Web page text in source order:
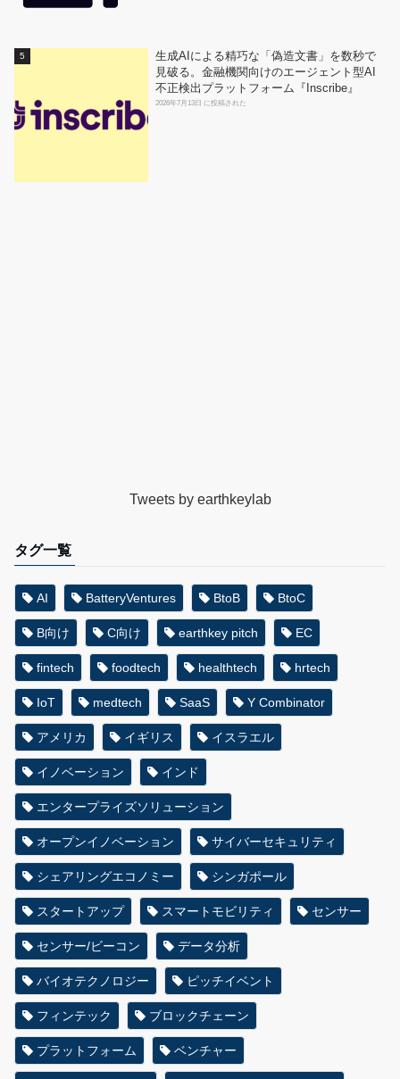
生成AIによる精巧な「偽造文書」を数秒で
見破る。金融機関向けのエージェント型AI
不正検出プラットフォーム『Inscribe』
2026年7月13日 に投稿された
Tweets by earthkeylab
タグ一覧
AI BatteryVentures BtoB BtoC
B向け C向け earthkey pitch EC
fintech foodtech healthtech hrtech
IoT medtech SaaS Y Combinator
アメリカ イギリス イスラエル
イノベーション インド
エンタープライズソリューション
オープンイノベーション サイバーセキュリティ
シェアリングエコノミー シンガポール
スタートアップ スマートモビリティ センサー
センサー/ビーコン データ分析
バイオテクノロジー ピッチイベント
フィンテック ブロックチェーン
プラットフォーム ベンチャー